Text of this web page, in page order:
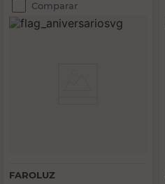
Comparar
FAROLUZ